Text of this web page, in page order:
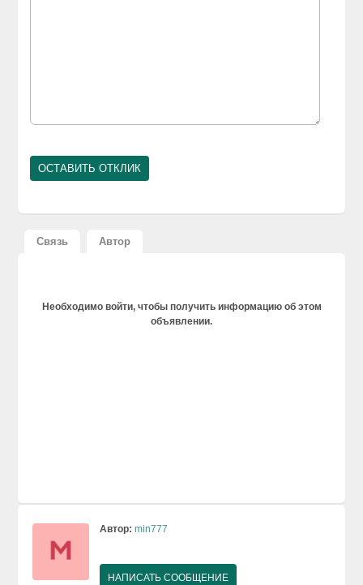
Связь Автор
Необходимо войти, чтобы получить информацию об этом
объявлении.
Автор: min777
НАПИСАТЬ СООБЩЕНИЕ